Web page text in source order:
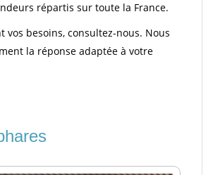
répartis sur toute la France.
vos besoins, consultez-nous. Nous
la réponse adaptée à votre